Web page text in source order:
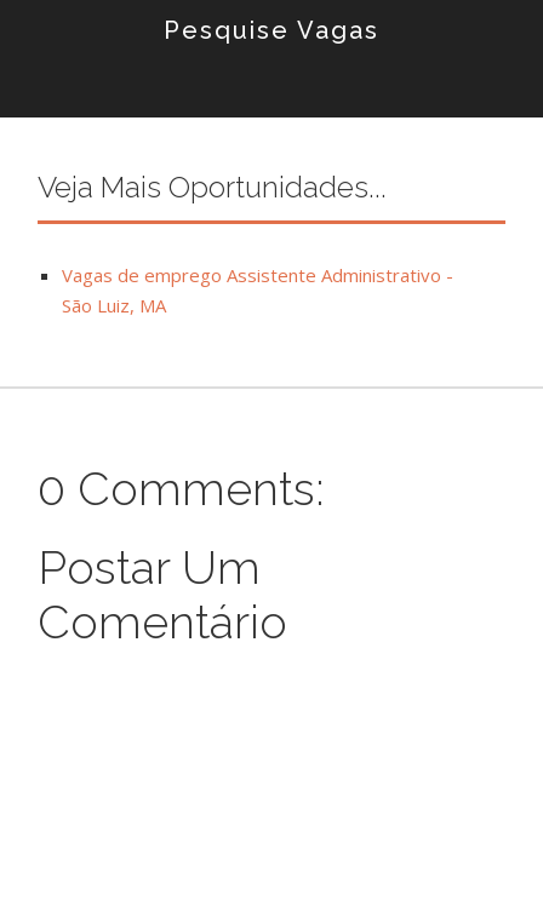
Pesquise Vagas
Veja Mais Oportunidades...
Vagas de emprego Assistente Administrativo -
São Luiz, MA
0 Comments:
Postar Um
Comentário